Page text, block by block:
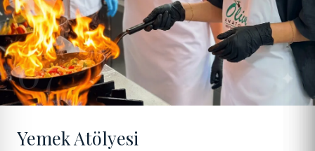
07
Yemek Atölyesi